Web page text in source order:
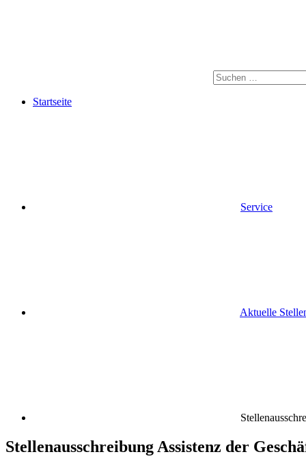
Startseite
Service
Aktuelle
Stellenausschreibung Assistenz der